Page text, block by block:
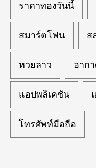
ราคาทองวันนี้
สมาร์ตโฟน ส
หวยลาว อาก
แอปพลิเคชัน
โทรศัพท์มือถือ